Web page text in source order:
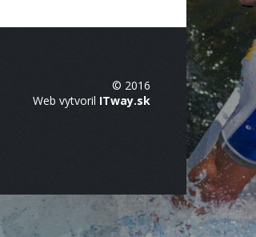
© 2016
Web vytvoril ITway.sk